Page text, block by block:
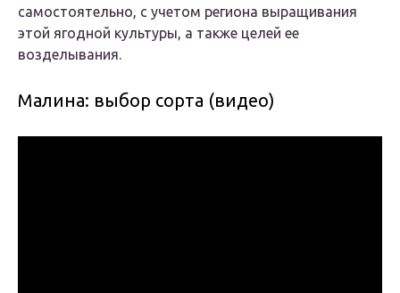
самостоятельно, с учетом региона выращивания
этой ягодной культуры, а также целей ее
возделывания.
Малина: выбор сорта (видео)